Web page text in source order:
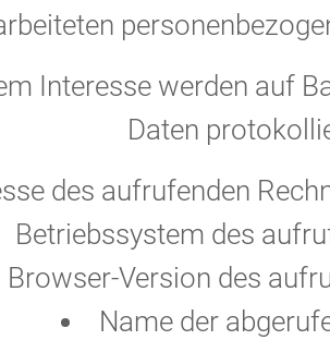
Interesse werden auf
Daten
des aufrufenden
Betriebssystem des
Browser-Version des
Name der